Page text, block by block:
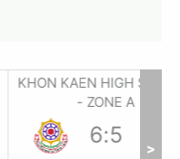
KHON KAEN HIGH
- ZONE A
6:5
>